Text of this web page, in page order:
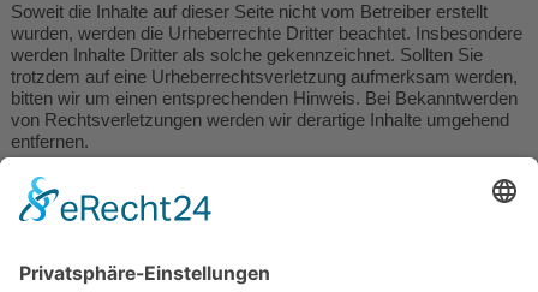
Soweit die Inhalte auf dieser Seite nicht vom Betreiber erstellt
wurden, werden die Urheberrechte Dritter beachtet. Insbesondere
werden Inhalte Dritter als solche gekennzeichnet. Sollten Sie
trotzdem auf eine Urheberrechtsverletzung aufmerksam werden,
bitten wir um einen entsprechenden Hinweis. Bei Bekanntwerden
von Rechtsverletzungen werden wir derartige Inhalte umgehend
entfernen.
Gestaltung / Betreuung / Programmierung
Werbeagentur Grimma, FLASHLIGHT
04668 Grimma
Tel.: 03437 / 999 68 60